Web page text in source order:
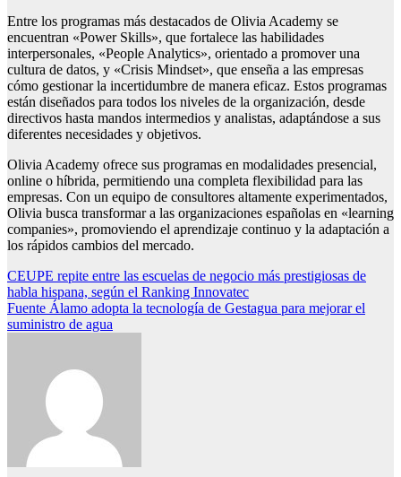
Entre los programas más destacados de Olivia Academy se
encuentran «Power Skills», que fortalece las habilidades
interpersonales, «People Analytics», orientado a promover una
cultura de datos, y «Crisis Mindset», que enseña a las empresas
cómo gestionar la incertidumbre de manera eficaz. Estos programas
están diseñados para todos los niveles de la organización, desde
directivos hasta mandos intermedios y analistas, adaptándose a sus
diferentes necesidades y objetivos.
Olivia Academy ofrece sus programas en modalidades presencial,
online o híbrida, permitiendo una completa flexibilidad para las
empresas. Con un equipo de consultores altamente experimentados,
Olivia busca transformar a las organizaciones españolas en «learning
companies», promoviendo el aprendizaje continuo y la adaptación a
los rápidos cambios del mercado.
Navegación
de
entradas
CEUPE repite entre las escuelas de negocio más prestigiosas de
habla hispana, según el Ranking Innovatec
Fuente Álamo adopta la tecnología de Gestagua para mejorar el
suministro de agua